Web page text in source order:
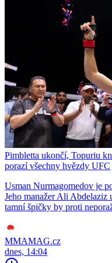
Pimbletta ukončí, Topuriu
porazí všechny hvězdy UFC
Usman Nurmagomedov je
Jeho manažer Ali
tamní špičky by proti
MMAMAG.cz
dnes, 14:04